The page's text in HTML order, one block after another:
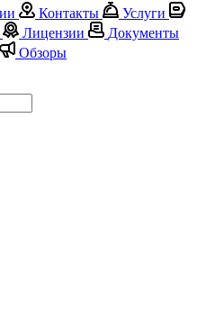
Контакты
Услуги
Лицензии
Документы
Обзоры